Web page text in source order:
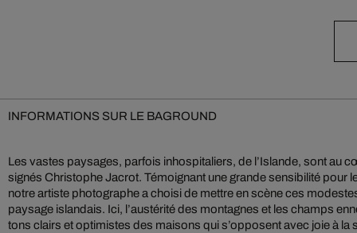
INFORMATIONS SUR LE BAGROUND
Les vastes paysages, parfois inhospitaliers, de l’Islande, sont au
signés Christophe Jacrot. Témoignant une grande sensibilité pour
notre artiste photographe a choisi de mettre en scène ces
paysage islandais. Ici, l’austérité des montagnes et les champs
tons clairs et optimistes des maisons qui s’opposent avec joie à la